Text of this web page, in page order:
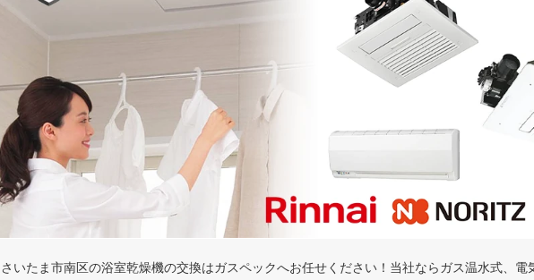
さいたま市南区の浴室乾燥機の交換はガスペックへお任せください！当社ならガス温水式、電